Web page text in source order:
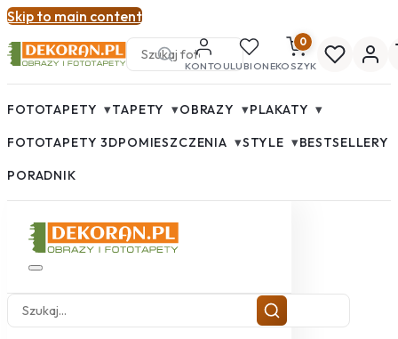
Skip to main content
KONTOULUBIONE
0
KOSZYK
FOTOTAPETY ▾TAPETY ▾OBRAZY ▾PLAKATY ▾
FOTOTAPETY 3DPOMIESZCZENIA ▾STYLE ▾BESTSELLERY
PORADNIK